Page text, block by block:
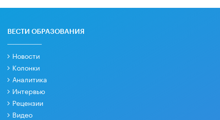
ВЕСТИ ОБРАЗОВАНИЯ
Новости
Колонки
Аналитика
Интервью
Рецензии
Видео